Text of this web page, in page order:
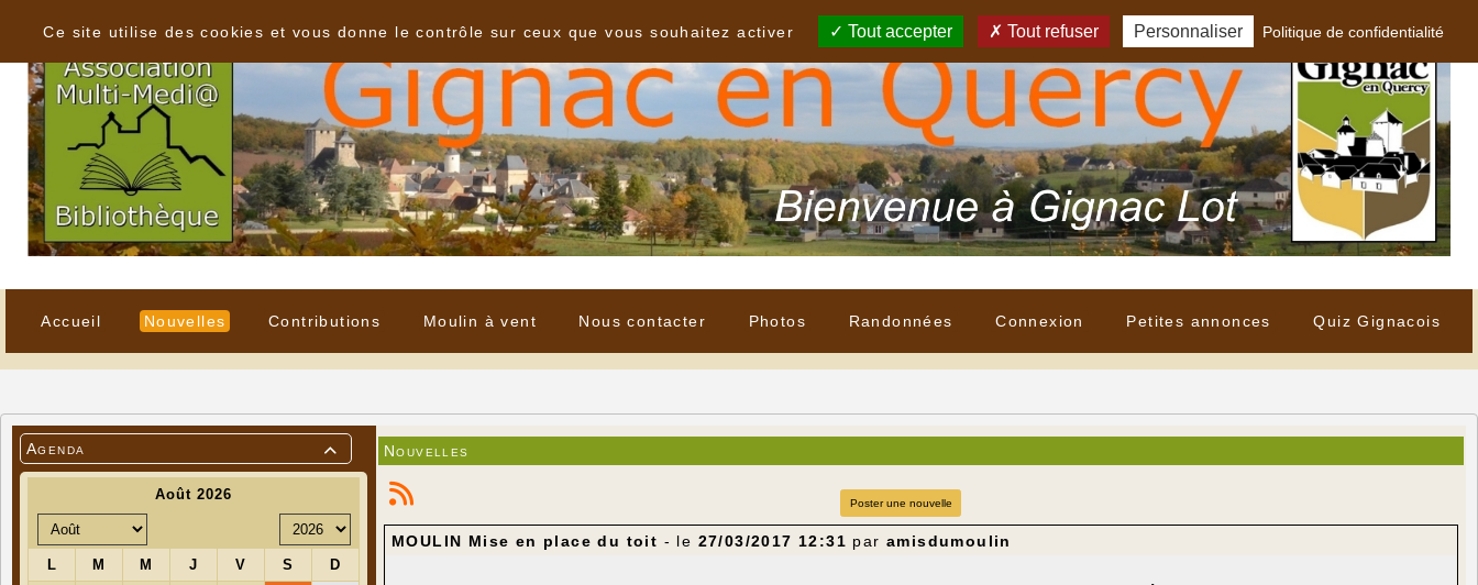
Accueil Nouvelles Contributions Moulin à vent Nous contacter Photos Randonnées Connexion Petites annonces Quiz Gignacois

Agenda Nouvelles
Poster une nouvelle
MOULIN Mise en place du toit - le 27/03/2017 12:31 paramisdumoulin
Ce site utilise des cookies et vous donne le contrôle sur ceux que vous souhaitez activer
Tout accepter Tout refuser Personnaliser Politique de confidentialité